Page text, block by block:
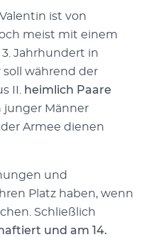
ist von
meist mit einem
Jahrhundert in
während der
II.
heimlich Paare
junger Männer
Armee dienen
und
Platz haben, wenn
Schließlich
und am 14.